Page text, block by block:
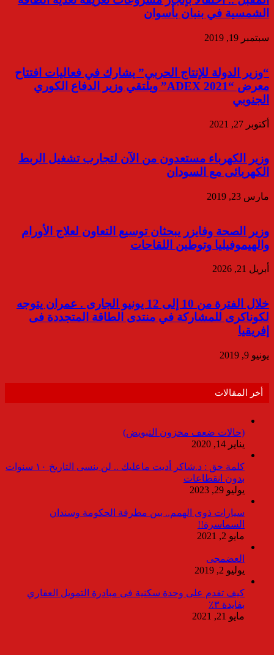
الشمسية في بنبان بأسوان
سبتمبر 19, 2019
“وزير الدولة للإنتاج الحربي” يشارك في فعاليات افتتاح
معرض “ADEX 2021” ويلتقي وزير الدفاع الكوري
الجنوبي
أكتوبر 27, 2021
وزير الكهرباء مستعدون من الآن لتجارب تشغيل الربط
الكهربائى مع السودان
مارس 23, 2019
وزير الصحة وفايزر يبحثان توسيع التعاون لعلاج الأورام
والهيموفيليا وتوطين اللقاحات
أبريل 21, 2026
خلال الفترة من 10 إلى 12 يونيو الجارى . عمران يتوجه
لكوناكرى للمشاركة في منتدى الطاقة المتجددة فى
إفريقيا
يونيو 9, 2019
أخر المقالات
(حالات ضعف مخزون التبويض)
يناير 14, 2020
كلمة حق : د.شاكر أديت ماعليك .. لن ينسى التاريخ ١٠ سنوات
بدون انقطاعات
يوليو 29, 2023
سيارات ذوى الهمم.. بين مطرقة الحكومة وسندان
السماسرة!!
مايو 2, 2021
العضمجى
يوليو 2, 2019
كيف تقدم على وحدة سكنية فى مبادرة التمويل العقاري
بفايدة ٣٪
مايو 21, 2021